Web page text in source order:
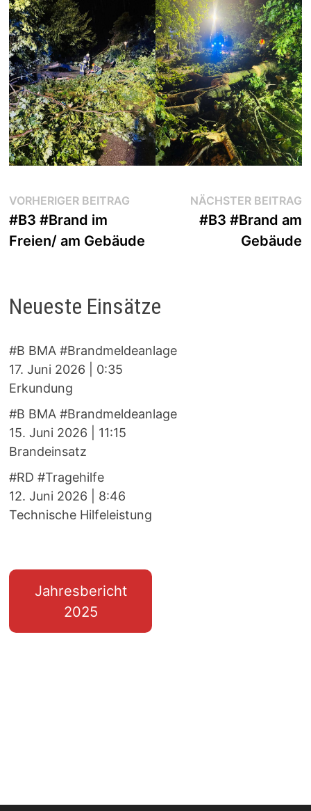
Beitragsnavigation
VORHERIGER BEITRAGVorheriger
#B3 #Brand im
Freien/ am Gebäude
NÄCHSTER BEITRAG
#B3 #Brand am
Gebäude
Neueste Einsätze
#B BMA #Brandmeldeanlage
17. Juni 2026
0:35
Erkundung
#B BMA #Brandmeldeanlage
15. Juni 2026
11:15
Brandeinsatz
#RD #Tragehilfe
12. Juni 2026
8:46
Technische Hilfeleistung
Jahresbericht
2025